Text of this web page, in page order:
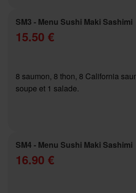
SM3 - Menu Sushi Maki Sashimi
15.50 €
8 saumon, 8 thon, 8 California
soupe et 1 salade.
SM4 - Menu Sushi Maki Sashimi
16.90 €